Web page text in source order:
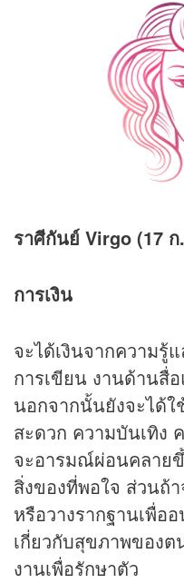
ราศีกันย์ Virgo (17
การเงิน
จะได้เงินจากความ
การเขียน งานด้านสื่
นอกจากนั้นยังจะได้
สะดวก ความบันเทิง
จะอารมณ์ผ่อนคลาย
สิ่งของที่พอใจ ส่วนถ้
หรือวางรากฐานเพื่อ
เกี่ยวกับสุขภาพของต
งานเพื่อรักษาตัว